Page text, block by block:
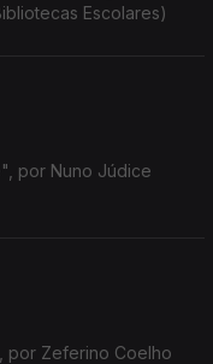
Escolares)
por Nuno Júdice
por Zeferino Coelho